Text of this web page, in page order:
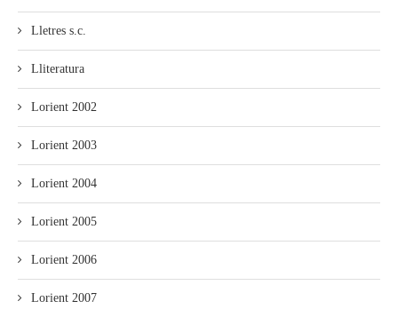
Lletres s.c.
Lliteratura
Lorient 2002
Lorient 2003
Lorient 2004
Lorient 2005
Lorient 2006
Lorient 2007